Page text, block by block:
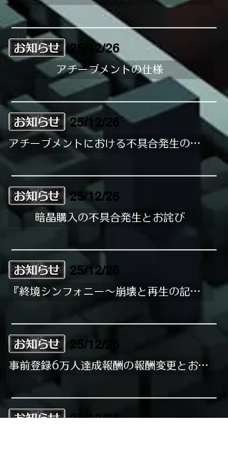
25/12/26
アチーブメントの仕様
25/12/26
アチーブメントにおける不具合発生のお知らせ
25/12/26
暗晶購入の不具合発生とお詫び
25/12/26
『終境シンフォニー～崩壊と再生の記憶～』正式サービス開始のご案内
25/12/26
事前登録6万人達成報酬の報酬変更とお詫び
25/12/26